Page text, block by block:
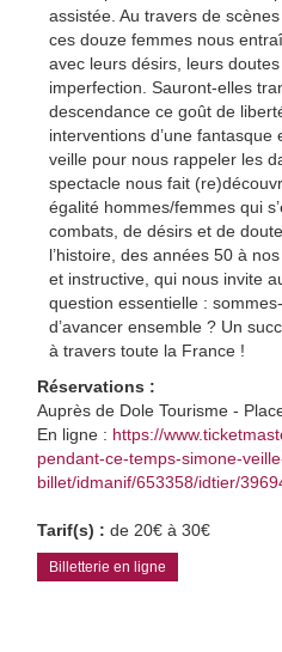
assistée. Au travers de
ces douze femmes nous
avec leurs désirs, leurs
imperfection. Sauront-elles
descendance ce goût de
interventions d’une
veille pour nous rappeler les
spectacle nous fait
égalité hommes/femmes qui
combats, de désirs et de
l’histoire, des années 50 à
et instructive, qui nous invite
question essentielle :
d’avancer ensemble ? Un
à travers toute la France !
Réservations :
Auprès de Dole Tourisme -
En ligne : https://
pendant-ce-temps-simone-
billet/idmanif/653358/idtier/
Tarif(s) : de 20€ à 30€
Billetterie en ligne